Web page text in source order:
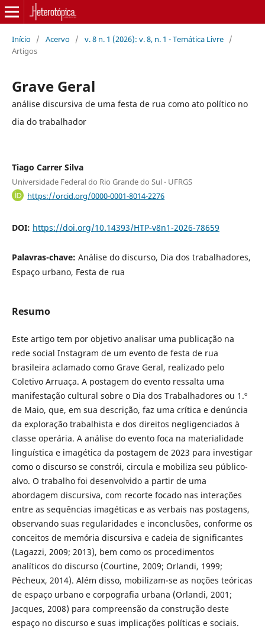
Início / Acervo / v. 8 n. 1 (2026): v. 8, n. 1 - Temática Livre /
Artigos
Grave Geral
análise discursiva de uma festa de rua como ato político no
dia do trabalhador
Tiago Carrer Silva
Universidade Federal do Rio Grande do Sul - UFRGS
https://orcid.org/0000-0001-8014-2276
DOI: https://doi.org/10.14393/HTP-v8n1-2026-78659
Palavras-chave: Análise do discurso, Dia dos trabalhadores,
Espaço urbano, Festa de rua
Resumo
Este artigo tem por objetivo analisar uma publicação na
rede social Instagram de um evento de festa de rua
brasileira aclamado como Grave Geral, realizado pelo
Coletivo Arruaça. A postagem do evento ressalta uma
manifestação cultural sobre o Dia dos Trabalhadores ou 1.º
de Maio, que, em sua descrição, faz uma crítica e denúncia
da exploração trabalhista e dos direitos negligenciados à
classe operária. A análise do evento foca na materialidade
linguística e imagética da postagem de 2023 para investigar
como o discurso se constrói, circula e mobiliza seu público-
alvo. O trabalho foi desenvolvido a partir de uma
abordagem discursiva, com recorte focado nas interações
entre as sequências imagéticas e as verbais nas postagens,
observando suas regularidades e inconclusões, conforme os
conceitos de memória discursiva e cadeia de significantes
(Lagazzi, 2009; 2013), bem como os procedimentos
analíticos do discurso (Courtine, 2009; Orlandi, 1999;
Pêcheux, 2014). Além disso, mobilizam-se as noções teóricas
de espaço urbano e corpografia urbana (Orlandi, 2001;
Jacques, 2008) para compreensão da construção deste
espaço no discurso e suas implicações políticas e sociais.